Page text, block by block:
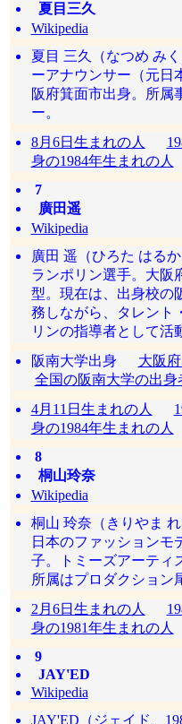
夏目三久
Wikipedia
夏目 三久（なつめ み
ーアナウンサー（元日
阪府箕面市出身。所属
ー。
8月6日生まれの人
身の1984年生まれの人
7
廣田遥
Wikipedia
廣田 遥（ひろた はる
ランポリン選手。大阪
型。現在は、出身校の
務しながら、タレント
リンの指導者として活
阪南大学出身 大阪
全国の阪南大学の出身
4月11日生まれの人
身の1984年生まれの人
8
桐山玲奈
Wikipedia
桐山 玲奈（きりやま れ
日本のファッションモ
子。トミーズアーティ
所属はプロダクション
2月6日生まれの人
身の1981年生まれの人
9
JAY'ED
Wikipedia
JAY'ED（ジェイド、